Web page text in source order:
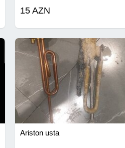
15 AZN
Ariston usta